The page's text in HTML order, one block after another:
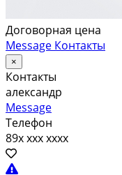
Договорная цена
Message Контакты
×
Контакты
александр
Message
Телефон
89x xxx xxxx